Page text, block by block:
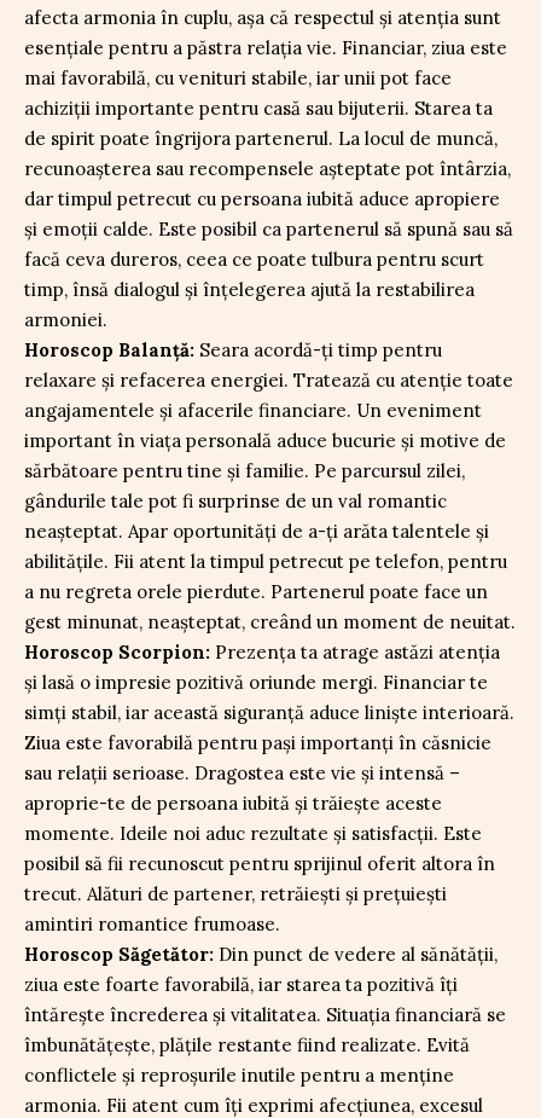
afecta armonia în cuplu, așa că respectul și atenția sunt
esențiale pentru a păstra relația vie. Financiar, ziua este
mai favorabilă, cu venituri stabile, iar unii pot face
achiziții importante pentru casă sau bijuterii. Starea ta
de spirit poate îngrijora partenerul. La locul de muncă,
recunoașterea sau recompensele așteptate pot întârzia,
dar timpul petrecut cu persoana iubită aduce apropiere
și emoții calde. Este posibil ca partenerul să spună sau să
facă ceva dureros, ceea ce poate tulbura pentru scurt
timp, însă dialogul și înțelegerea ajută la restabilirea
armoniei.
Horoscop Balanță: Seara acordă-ți timp pentru
relaxare și refacerea energiei. Tratează cu atenție toate
angajamentele și afacerile financiare. Un eveniment
important în viața personală aduce bucurie și motive de
sărbătoare pentru tine și familie. Pe parcursul zilei,
gândurile tale pot fi surprinse de un val romantic
neașteptat. Apar oportunități de a-ți arăta talentele și
abilitățile. Fii atent la timpul petrecut pe telefon, pentru
a nu regreta orele pierdute. Partenerul poate face un
gest minunat, neașteptat, creând un moment de neuitat.
Horoscop Scorpion: Prezența ta atrage astăzi atenția
și lasă o impresie pozitivă oriunde mergi. Financiar te
simți stabil, iar această siguranță aduce liniște interioară.
Ziua este favorabilă pentru pași importanți în căsnicie
sau relații serioase. Dragostea este vie și intensă –
aproprie-te de persoana iubită și trăiește aceste
momente. Ideile noi aduc rezultate și satisfacții. Este
posibil să fii recunoscut pentru sprijinul oferit altora în
trecut. Alături de partener, retrăiești și prețuiești
amintiri romantice frumoase.
Horoscop Săgetător: Din punct de vedere al sănătății,
ziua este foarte favorabilă, iar starea ta pozitivă îți
întărește încrederea și vitalitatea. Situația financiară se
îmbunătățește, plățile restante fiind realizate. Evită
conflictele și reproșurile inutile pentru a menține
armonia. Fii atent cum îți exprimi afecțiunea, excesul